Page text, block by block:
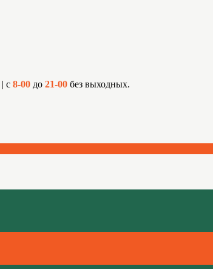
| с 8-00 до 21-00 без выходных.